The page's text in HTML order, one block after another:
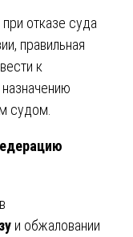
отказе суда
правильная
к
судом.
и обжаловании